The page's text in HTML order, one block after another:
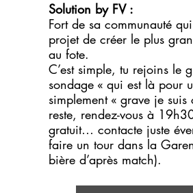
Solution by FV :
Fort de sa communauté
projet de créer le plus
au fote.
C’est simple, tu rejoins le
sondage « qui est là pour
simplement « grave je
reste, rendez-vous à
gratuit… contacte juste
faire un tour dans la
bière d’après match).